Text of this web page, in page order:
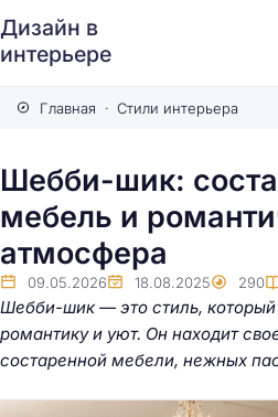
Дизайн в
интерьере
Главная Стили интерьера
Шебби-шик:
мебель и
атмосфера
09.05.2026 18.08.2025 290
Шебби-шик — это стиль, который
романтику и уют. Он находит
состаренной мебели, нежных